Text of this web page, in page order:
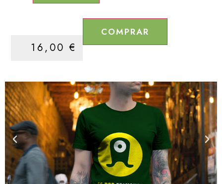
16,00€
COMPRAR